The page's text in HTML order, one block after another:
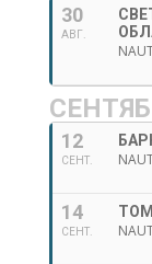
30
АВГ.
12
СЕНТ.
14
СЕНТ.